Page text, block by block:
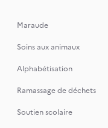
Maraude
Soins aux animaux
Alphabétisation
Ramassage de déchets
Soutien scolaire